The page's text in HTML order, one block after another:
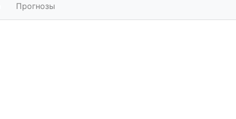
Прогнозы